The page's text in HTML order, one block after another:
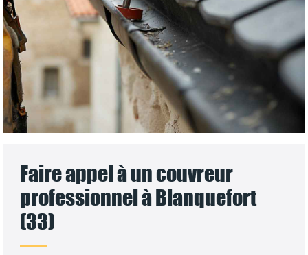
Faire appel à un couvreur
professionnel à Blanquefort
(33)